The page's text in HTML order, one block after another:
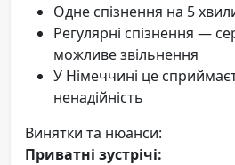
Одне спізнення на 5
Регулярні спізнення —
можливе звільнення
У Німеччині це
ненадійність
Винятки та нюанси:
Приватні зустрічі: